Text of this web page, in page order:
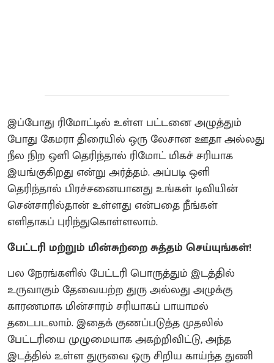
இப்போது ரிமோட்டில் உள்ள பட்டனை அழுத்தும்
போது கேமரா திரையில் ஒரு லேசான ஊதா அல்லது
நீல நிற ஒளி தெரிந்தால் ரிமோட் மிகச் சரியாக
இயங்குகிறது என்று அர்த்தம். அப்படி ஒளி
தெரிந்தால் பிரச்சனையானது உங்கள் டிவியின்
சென்சாரில்தான் உள்ளது என்பதை நீங்கள்
எளிதாகப் புரிந்துகொள்ளலாம்.
பேட்டரி மற்றும் மின்சுற்றை சுத்தம் செய்யுங்கள்!
பல நேரங்களில் பேட்டரி பொருத்தும் இடத்தில்
உருவாகும் தேவையற்ற துரு அல்லது அழுக்கு
காரணமாக மின்சாரம் சரியாகப் பாயாமல்
தடைபடலாம். இதைக் குணப்படுத்த முதலில்
பேட்டரியை முழுமையாக அகற்றிவிட்டு, அந்த
இடத்தில் உள்ள துருவை ஒரு சிறிய காய்ந்த துணி